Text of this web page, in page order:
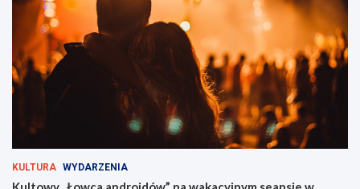
v
u
ż
z
i
?
KULTURA WYDARZENIA